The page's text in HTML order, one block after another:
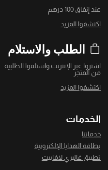
عند إنفاق 100 درهم
اكتشفوا المزيد
الطلب والاستلام
اشتروا عبر الإنترنت واستلموا الطلبية
من المتجر
اكتشفوا المزيد
الخدمات
خدماتنا
بطاقة الهدايا الإلكترونية
تطبيق غاليري لافاييت